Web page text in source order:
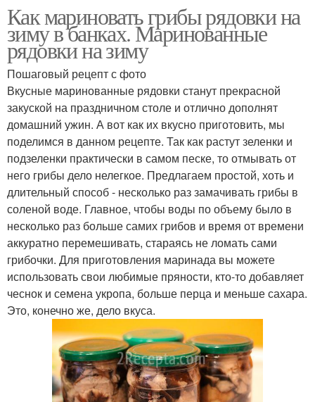
Как мариновать грибы рядовки на
зиму в банках. Маринованные
рядовки на зиму
Пошаговый рецепт с фото
Вкусные маринованные рядовки станут прекрасной
закуской на праздничном столе и отлично дополнят
домашний ужин. А вот как их вкусно приготовить, мы
поделимся в данном рецепте. Так как растут зеленки и
подзеленки практически в самом песке, то отмывать от
него грибы дело нелегкое. Предлагаем простой, хоть и
длительный способ - несколько раз замачивать грибы в
соленой воде. Главное, чтобы воды по объему было в
несколько раз больше самих грибов и время от времени
аккуратно перемешивать, стараясь не ломать сами
грибочки. Для приготовления маринада вы можете
использовать свои любимые пряности, кто-то добавляет
чеснок и семена укропа, больше перца и меньше сахара.
Это, конечно же, дело вкуса.